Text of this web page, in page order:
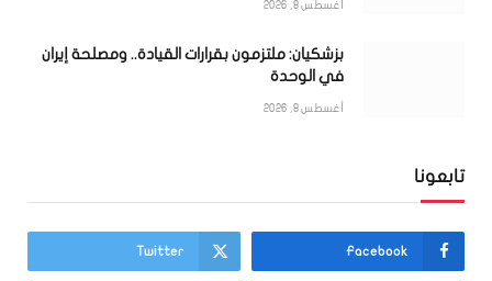
أغسطس 8, 2026
بزشكيان: ملتزمون بقرارات القيادة.. ومصلحة إيران
في الوحدة
أغسطس 8, 2026
تابعونا
Facebook
Twitter